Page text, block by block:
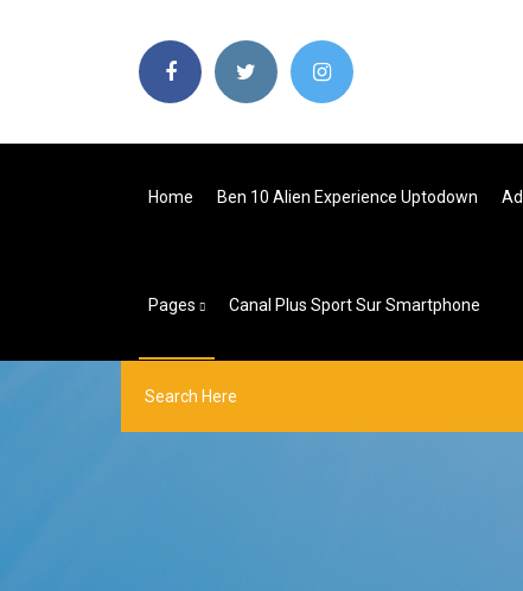
Home Ben 10 Alien Experience Uptodown
Pages Canal Plus Sport Sur Smartphone